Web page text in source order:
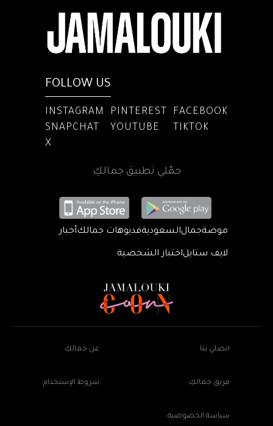
FOLLOW US
INSTAGRAM PINTEREST
FACEBOOK
SNAPCHAT
YOUTUBE
TIKTOK
X
حمّلي تطبيق جمالكِ
موضةجمالالسعوديةفديوهات جمالكأخبار
لايف ستايلاختبار الشخصية
اتصلي بنا عن جمالكِ
فريق جمالكِ شروط الإستخدام
سياسة الخصوصية